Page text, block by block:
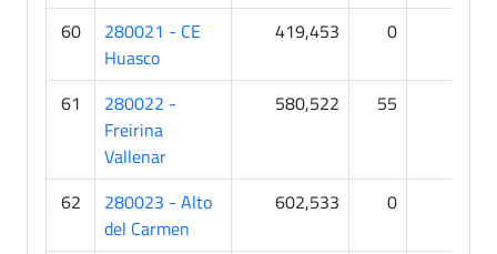
60
280021 - CE
Huasco
419,453 0
61
280022 -
Freirina
Vallenar
580,522 55
62
280023 - Alto
del Carmen
602,533 0